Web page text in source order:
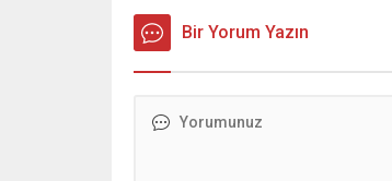
Bir Yorum Yazın